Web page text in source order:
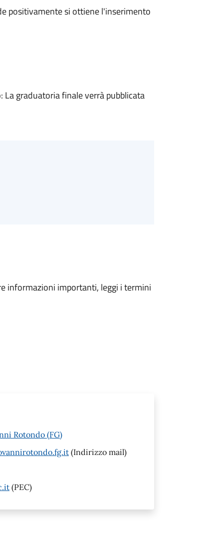
positivamente si ottiene l'inserimento
graduatoria finale verrà pubblicata
informazioni importanti, leggi i termini
Rotondo (FG)
(Indirizzo mail)
(PEC)